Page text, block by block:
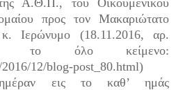
προς τον Μακαριώτατο
Ιερώνυμο (18.11.2016, αρ.
όλο κείμενο:
12/blog-post_80.html)
ημέραν εις το καθ’ ημάς